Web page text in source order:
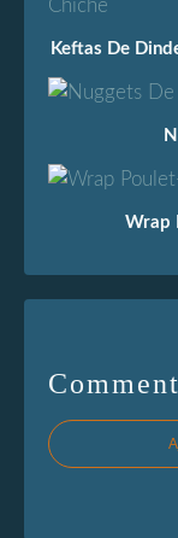
Keftas De
Wrap